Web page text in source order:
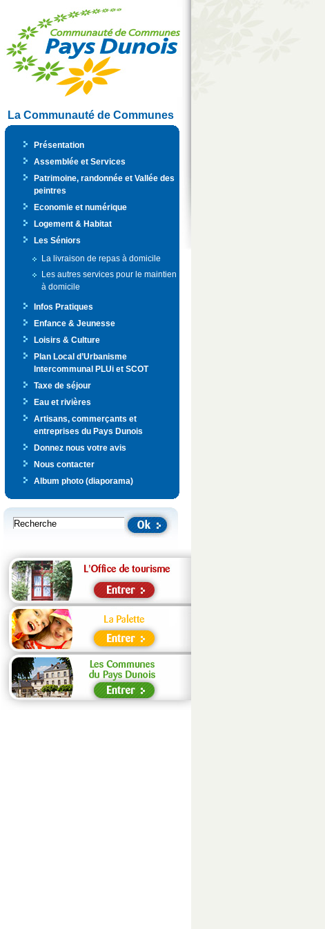
La Communauté de Communes
Présentation
Assemblée et Services
Patrimoine, randonnée et Vallée des
peintres
Economie et numérique
Logement & Habitat
Les Séniors
La livraison de repas à domicile
Les autres services pour le maintien
à domicile
Infos Pratiques
Enfance & Jeunesse
Loisirs & Culture
Plan Local d’Urbanisme
Intercommunal PLUi et SCOT
Taxe de séjour
Eau et rivières
Artisans, commerçants et
entreprises du Pays Dunois
Donnez nous votre avis
Nous contacter
Album photo (diaporama)